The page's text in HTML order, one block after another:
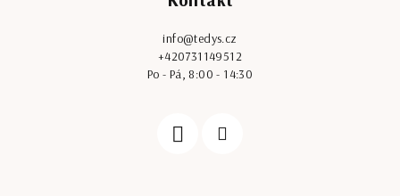
info@tedys.cz
+420731149512
Po - Pá, 8:00 - 14:30